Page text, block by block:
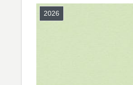
2026